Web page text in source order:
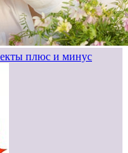
плюс и минус